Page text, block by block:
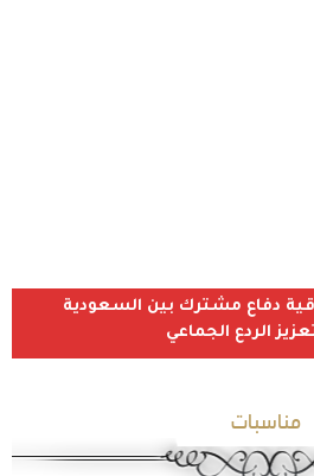
دفاع مشترك بين السعودية
الردع الجماعي
مناسبات